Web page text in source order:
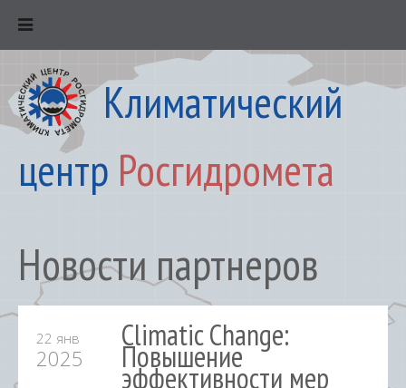
Климатический
центр Росгидромета
Новости партнеров
22 янв
2025
Climatic Change:
Повышение
эффективности мер